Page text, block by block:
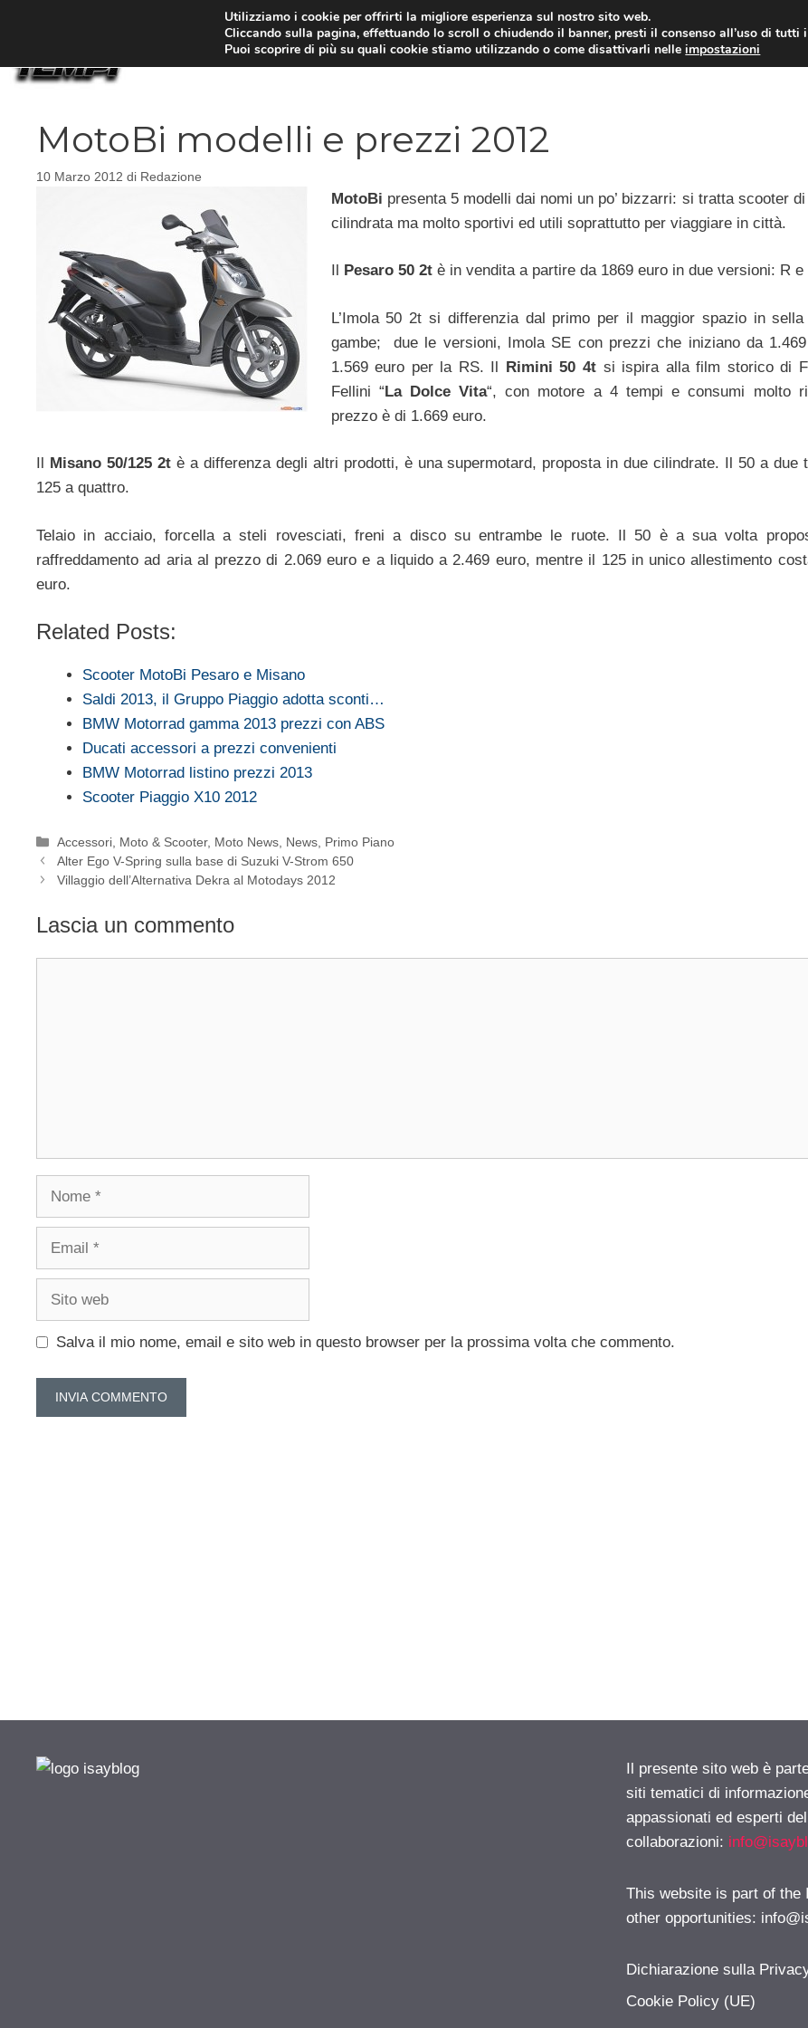
MOTO NEWS
MotoBi modelli e prezzi 2012
10 Marzo 2012 di Redazione
MotoBi presenta 5 modelli dai nomi un po’ bizzarri: si tratta scooter
cilindrata ma molto sportivi ed utili soprattutto per viaggiare in città.
Pesaro 50 2tè in vendita a partire da 1869 euro in due versioni: R e
L’Imola 50 2t si differenzia dal primo per il maggior spazio in
gambe; due le versioni, Imola SE con prezzi che iniziano da
1.569 euro per la RS. Il Rimini 50 4t si ispira alla film storico di
Fellini “La Dolce Vita“, con motore a 4 tempi e consumi molto
prezzo è di 1.669 euro.
Misano 50/125 2tè a differenza degli altri prodotti, è una supermotard, proposta in due cilindrate. Il 50 a due
125 a quattro.
Telaio in acciaio, forcella a steli rovesciati, freni a disco su entrambe le ruote. Il 50 è a sua volta
raffreddamento ad aria al prezzo di 2.069 euro e a liquido a 2.469 euro, mentre il 125 in unico allestimento
euro.
Related Posts:
Scooter MotoBi Pesaro e Misano
Saldi 2013, il Gruppo Piaggio adotta sconti…
BMW Motorrad gamma 2013 prezzi con ABS
Ducati accessori a prezzi convenienti
BMW Motorrad listino prezzi 2013
Scooter Piaggio X10 2012
Categorie
Accessori Moto & Scooter, Moto News News Primo Piano
Alter Ego V-Spring sulla base di Suzuki V-Strom 650
Villaggio dell’Alternativa Dekra al Motodays 2012
Lascia un commento
Nome
Email
Sito
Salva il mio nome, email e sito web in questo browser per la prossima volta che commento.
Il presente sito web è
siti tematici di
appassionati ed esperti
collaborazioni:
This website is part of the
other opportunities:
Dichiarazione sulla
Cookie Policy (UE)
Utilizziamo i cookie per offrirti la migliore esperienza sul nostro sito web.
Cliccando sulla pagina, effettuando lo scroll o chiudendo il banner, presti il consenso all’uso di tutti
Puoi scoprire di più su quali cookie stiamo utilizzando o come disattivarli nelleimpostazioni